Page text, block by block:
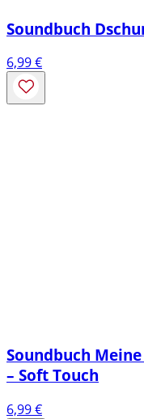
Soundbuch
6,99€
Soundbuch
– Soft Touch
6,99€